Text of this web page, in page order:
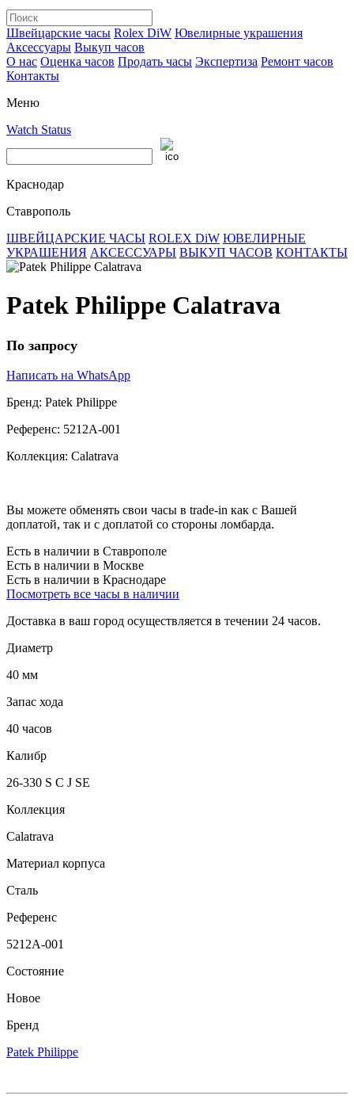
Швейцарские часы Rolex DiW Ювелирные украшения
Аксессуары Выкуп часов
О нас Оценка часов Продать часы Экспертиза Ремонт часов
Контакты
Меню
Watch Status
Краснодар
Ставрополь
ШВЕЙЦАРСКИЕ ЧАСЫ ROLEX DiW ЮВЕЛИРНЫЕ
УКРАШЕНИЯ АКСЕССУАРЫ ВЫКУП ЧАСОВ КОНТАКТЫ
Patek Philippe Calatrava
По запросу
Написать на WhatsApp
Бренд: Patek Philippe
Референс: 5212A-001
Коллекция: Calatrava
Вы можете обменять свои часы в trade-in как с Вашей
доплатой, так и с доплатой со стороны ломбарда.
Есть в наличии в Ставрополе
Есть в наличии в Москве
Есть в наличии в Краснодаре
Посмотреть все часы в наличии
Доставка в ваш город осуществляется в течении 24 часов.
Диаметр
40 мм
Запас хода
40 часов
Калибр
26-330 S C J SE
Коллекция
Calatrava
Материал корпуса
Сталь
Референс
5212A-001
Состояние
Новое
Бренд
Patek Philippe